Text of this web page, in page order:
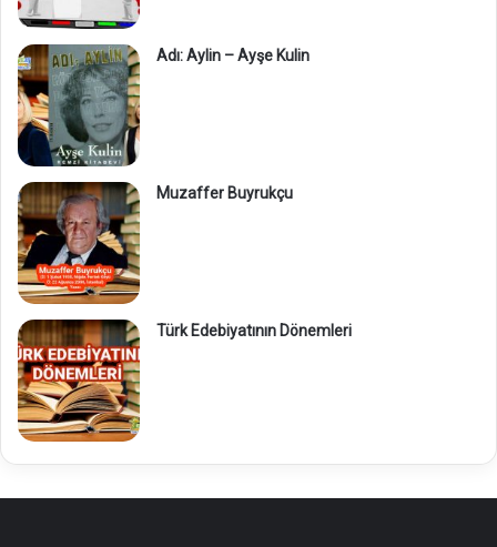
Adı: Aylin – Ayşe Kulin
Muzaffer Buyrukçu
Türk Edebiyatının Dönemleri